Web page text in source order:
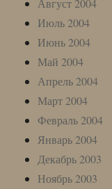
Август 2004
Июль 2004
Июнь 2004
Май 2004
Апрель 2004
Март 2004
Февраль 2004
Январь 2004
Декабрь 2003
Ноябрь 2003